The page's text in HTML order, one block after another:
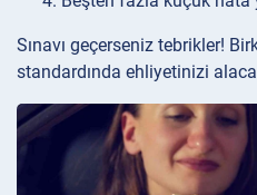
Sınavı geçerseniz tebrikler!
standardında ehliyetinizi